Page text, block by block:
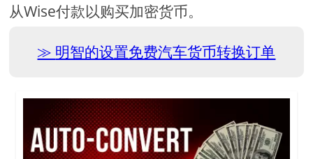
从Wise付款以购买加密货币。
明智的设置免费汽车货币转换订单